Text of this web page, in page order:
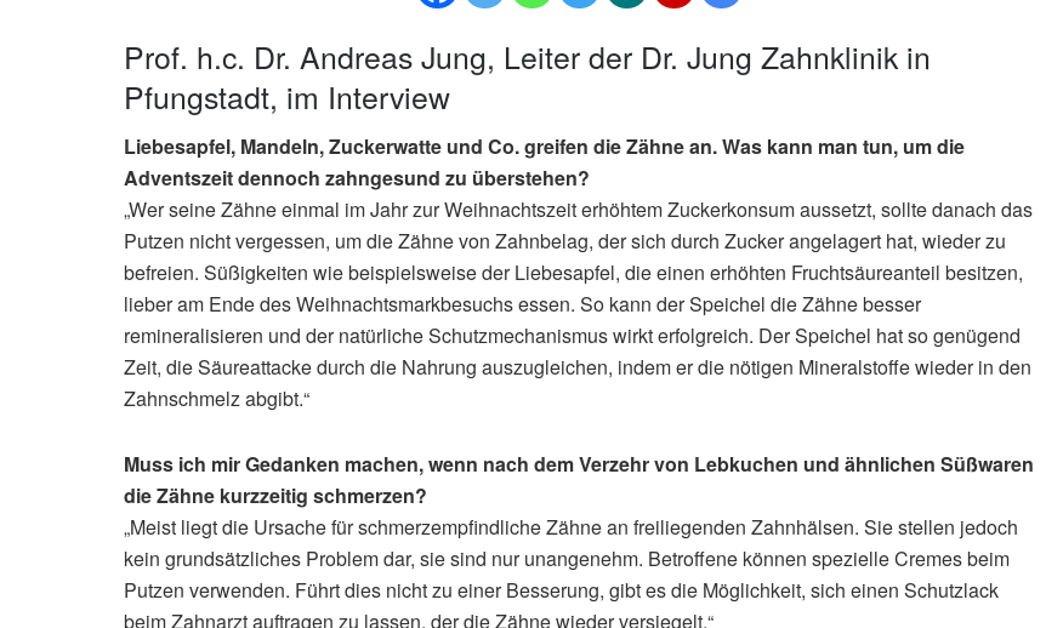
Prof. h.c. Dr. Andreas Jung, Leiter der Dr. Jung Zahnklinik in
Pfungstadt, im Interview
Liebesapfel, Mandeln, Zuckerwatte und Co. greifen die Zähne an. Was kann man tun, um die
Adventszeit dennoch zahngesund zu überstehen?
„Wer seine Zähne einmal im Jahr zur Weihnachtszeit erhöhtem Zuckerkonsum aussetzt, sollte danach das
Putzen nicht vergessen, um die Zähne von Zahnbelag, der sich durch Zucker angelagert hat, wieder zu
befreien. Süßigkeiten wie beispielsweise der Liebesapfel, die einen erhöhten Fruchtsäureanteil besitzen,
lieber am Ende des Weihnachtsmarkbesuchs essen. So kann der Speichel die Zähne besser
remineralisieren und der natürliche Schutzmechanismus wirkt erfolgreich. Der Speichel hat so genügend
Zeit, die Säureattacke durch die Nahrung auszugleichen, indem er die nötigen Mineralstoffe wieder in den
Zahnschmelz abgibt.“
Muss ich mir Gedanken machen, wenn nach dem Verzehr von Lebkuchen und ähnlichen Süßwaren
die Zähne kurzzeitig schmerzen?
„Meist liegt die Ursache für schmerzempfindliche Zähne an freiliegenden Zahnhälsen. Sie stellen jedoch
kein grundsätzliches Problem dar, sie sind nur unangenehm. Betroffene können spezielle Cremes beim
Putzen verwenden. Führt dies nicht zu einer Besserung, gibt es die Möglichkeit, sich einen Schutzlack
beim Zahnarzt auftragen zu lassen, der die Zähne wieder versiegelt.“